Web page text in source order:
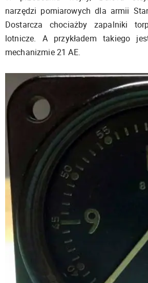
narzędzi pomiarowych dla armii
Dostarcza chociażby zapalniki
lotnicze. A przykładem takiego
mechanizmie 21 AE.